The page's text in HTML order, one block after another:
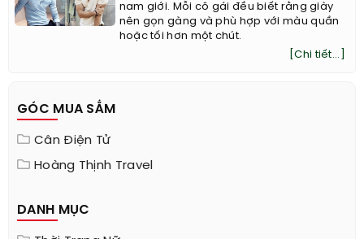
nam giới. Mỗi cô gái đều biết rằng giày
nên gọn gàng và phù hợp với màu quần
hoặc tối hơn một chút.
[Chi tiết...]
GÓC MUA SẮM
Cân Điện Tử
Hoàng Thịnh Travel
DANH MỤC